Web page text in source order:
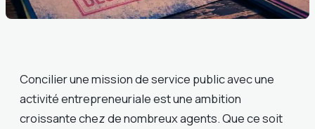
Concilier une mission de service public avec une
activité entrepreneuriale est une ambition
croissante chez de nombreux agents. Que ce soit